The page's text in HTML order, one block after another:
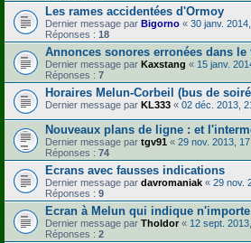
Les rames accidentées d'Ormoy
Dernier message par Bigorno « 30 janv.
Réponses : 18
Annonces sonores erronées dans le
Dernier message par Kaxstang « 15 janv.
Réponses : 7
Horaires Melun-Corbeil (bus de
Dernier message par KL333 « 02 déc. 2013,
Nouveaux plans de ligne : et
Dernier message par tgv91 « 29 nov. 2013,
Réponses : 74
Ecrans avec fausses indications
Dernier message par davromaniak « 29 nov.
Réponses : 9
Ecran à Melun qui indique
Dernier message par Tholdor « 12 sept.
Réponses : 2